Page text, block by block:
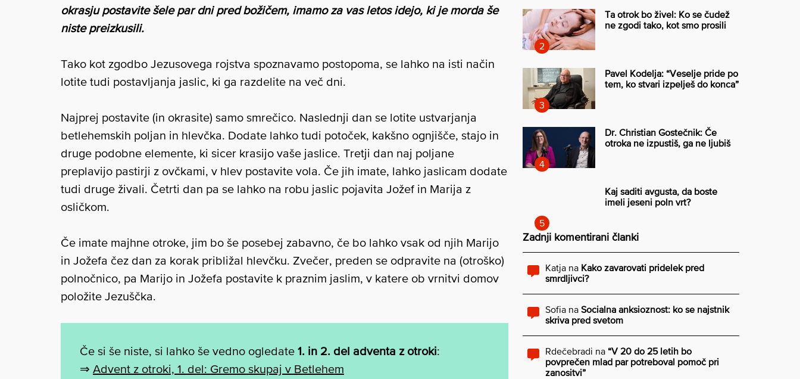
okrasju postavite šele par dni pred božičem, imamo za vas letos idejo, ki je morda še
niste preizkusili.
Tako kot zgodbo Jezusovega rojstva spoznavamo postopoma, se lahko na isti način
lotite tudi postavljanja jaslic, ki ga razdelite na več dni.
Najprej postavite (in okrasite) samo smrečico. Naslednji dan se lotite ustvarjanja
betlehemskih poljan in hlevčka. Dodate lahko tudi potoček, kakšno ognjišče, stajo in
druge podobne elemente, ki sicer krasijo vaše jaslice. Tretji dan naj poljane
preplavijo pastirji z ovčkami, v hlev postavite vola. Če jih imate, lahko jaslicam dodate
tudi druge živali. Četrti dan pa se lahko na robu jaslic pojavita Jožef in Marija z
osličkom.
Če imate majhne otroke, jim bo še posebej zabavno, če bo lahko vsak od njih Marijo
in Jožefa čez dan za korak približal hlevčku. Zvečer, preden se odpravite na (otroško)
polnočnico, pa Marijo in Jožefa postavite k praznim jaslim, v katere ob vrnitvi domov
položite Jezuščka.
Če si še niste, si lahko še vedno ogledate 1. in 2. del adventa z otroki:
⇒ Advent z otroki, 1. del: Gremo skupaj v Betlehem
Ta otrok bo živel: Ko se čudež
ne zgodi tako, kot smo prosili
Pavel Kodelja: “Veselje pride po
tem, ko stvari izpelješ do konca”
Dr. Christian Gostečnik: Če
otroka ne izpustiš, ga ne ljubiš
Kaj saditi avgusta, da boste
imeli jeseni poln vrt?
Zadnji komentirani članki
Katja na Kako zavarovati pridelek pred
smrdljivci?
Sofia na Socialna anksioznost: ko se najstnik
skriva pred svetom
Rdečebradi na “V 20 do 25 letih bo
povprečen mlad par potreboval pomoč pri
zanositvi”